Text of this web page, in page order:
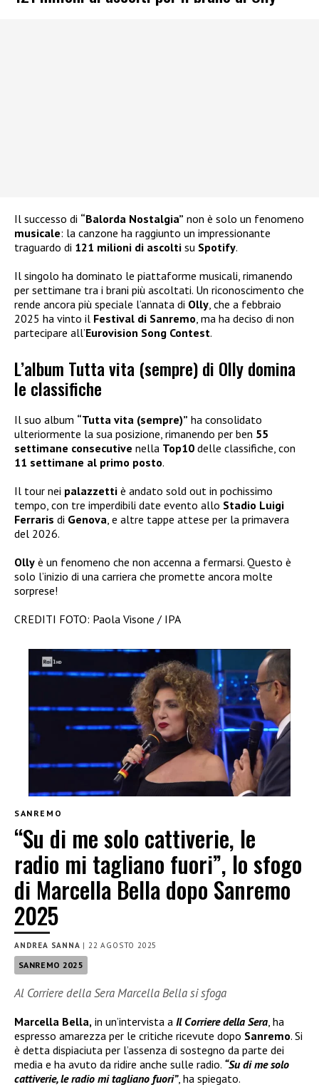
Il successo di “Balorda Nostalgia” non è solo un fenomeno
musicale: la canzone ha raggiunto un impressionante
traguardo di 121 milioni di ascolti su Spotify.
Il singolo ha dominato le piattaforme musicali, rimanendo
per settimane tra i brani più ascoltati. Un riconoscimento che
rende ancora più speciale l’annata di Olly , che a febbraio
2025 ha vinto il Festival di Sanremo , ma ha deciso di non
partecipare all’Eurovision Song Contest.
L’album Tutta vita (sempre) di Olly domina
le classifiche
Il suo album “Tutta vita (sempre)” ha consolidato
ulteriormente la sua posizione, rimanendo per ben 55
settimane consecutive nella Top10 delle classifiche, con
11 settimane al primo posto.
Il tour nei palazzetti è andato sold out in pochissimo
tempo, con tre imperdibili date evento allo Stadio Luigi
Ferraris di Genova, e altre tappe attese per la primavera
del 2026.
Olly è un fenomeno che non accenna a fermarsi. Questo è
solo l’inizio di una carriera che promette ancora molte
sorprese!
CREDITI FOTO: Paola Visone / IPA
SANREMO
“Su di me solo cattiverie, le
radio mi tagliano fuori”, lo sfogo
di Marcella Bella dopo Sanremo
2025
ANDREA SANNA | 22 AGOSTO 2025
SANREMO 2025
Al Corriere della Sera Marcella Bella si sfoga
Marcella Bella, in un’intervista a Il Corriere della Sera, ha
espresso amarezza per le critiche ricevute dopo Sanremo. Si
è detta dispiaciuta per l’assenza di sostegno da parte dei
media e ha avuto da ridire anche sulle radio. “Su di me solo
cattiverie, le radio mi tagliano fuori”, ha spiegato.